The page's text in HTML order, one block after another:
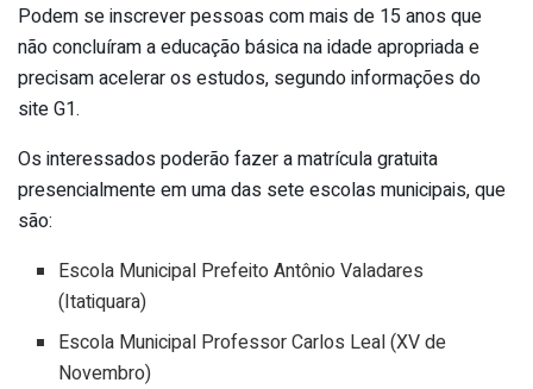
Podem se inscrever pessoas com mais de 15 anos que
não concluíram a educação básica na idade apropriada e
precisam acelerar os estudos, segundo informações do
site G1.
Os interessados poderão fazer a matrícula gratuita
presencialmente em uma das sete escolas municipais, que
são:
Escola Municipal Prefeito Antônio Valadares
(Itatiquara)
Escola Municipal Professor Carlos Leal (XV de
Novembro)